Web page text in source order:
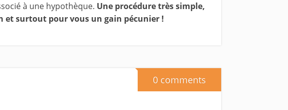
à une hypothèque. Une procédure très simple,
et surtout pour vous un gain pécunier !
0 comments